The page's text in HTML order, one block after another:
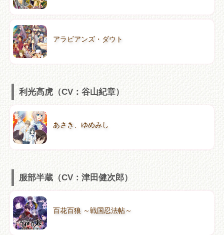
アラビアンズ・ダウト
利光高虎（CV：谷山紀章）
あさき、ゆめみし
服部半蔵（CV：津田健次郎）
百花百狼 ～戦国忍法帖～